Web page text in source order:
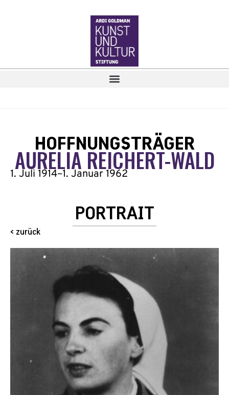
HOFFNUNGSTRÄGER
AURELIA REICHERT-WALD
1. Juli 1914–1. Januar 1962
PORTRAIT
< zurück